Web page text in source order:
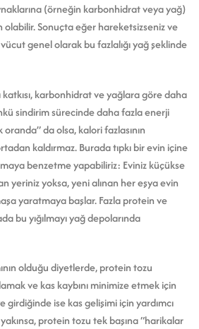
(örneğin karbonhidrat veya yağ)
Sonuçta eğer hareketsizseniz ve
genel olarak bu fazlalığı yağ şeklinde
karbonhidrat ve yağlara göre daha
sindirim sürecinde daha fazla enerji
oranda” da olsa, kalori fazlasının
kaldırmaz. Burada tıpkı bir evin içine
benzetme yapabiliriz: Eviniz küçükse
yeriniz yoksa, yeni alınan her eşya evin
yaratmaya başlar. Fazla protein ve
bu yığılmayı yağ depolarında
olduğu diyetlerde, protein tozu
ve kas kaybını minimize etmek için
girdiğinde ise kas gelişimi için yardımcı
protein tozu tek başına “harikalar